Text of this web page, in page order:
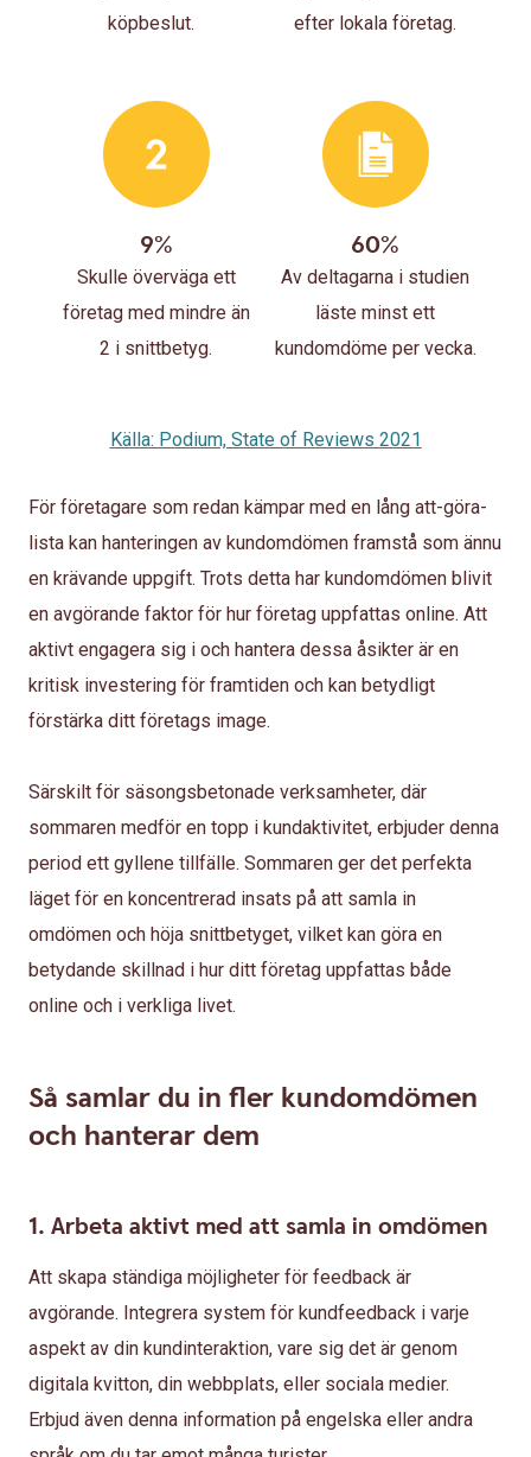
köpbeslut.
efter lokala företag.
9%
Skulle överväga ett
företag med mindre än
2 i snittbetyg.
60%
Av deltagarna i studien
läste minst ett
kundomdöme per vecka.
Källa: Podium, State of Reviews 2021
För företagare som redan kämpar med en lång att-göra-
lista kan hanteringen av kundomdömen framstå som ännu
en krävande uppgift. Trots detta har kundomdömen blivit
en avgörande faktor för hur företag uppfattas online. Att
aktivt engagera sig i och hantera dessa åsikter är en
kritisk investering för framtiden och kan betydligt
förstärka ditt företags image.
Särskilt för säsongsbetonade verksamheter, där
sommaren medför en topp i kundaktivitet, erbjuder denna
period ett gyllene tillfälle. Sommaren ger det perfekta
läget för en koncentrerad insats på att samla in
omdömen och höja snittbetyget, vilket kan göra en
betydande skillnad i hur ditt företag uppfattas både
online och i verkliga livet.
Så samlar du in fler kundomdömen
och hanterar dem
1. Arbeta aktivt med att samla in omdömen
Att skapa ständiga möjligheter för feedback är
avgörande. Integrera system för kundfeedback i varje
aspekt av din kundinteraktion, vare sig det är genom
digitala kvitton, din webbplats, eller sociala medier.
Erbjud även denna information på engelska eller andra